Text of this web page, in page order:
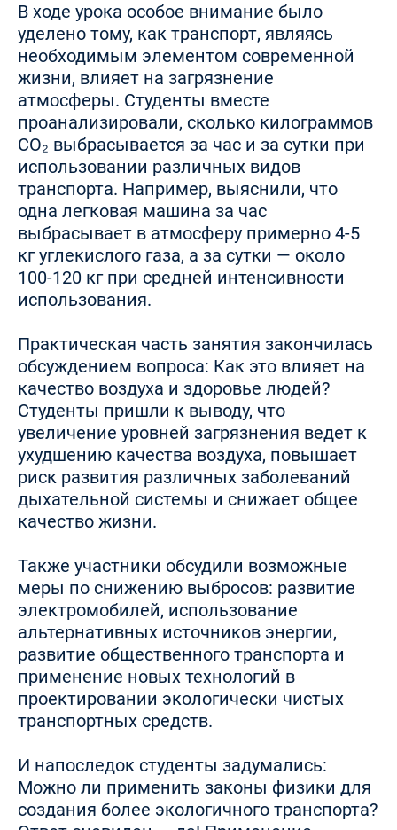
В ходе урока особое внимание было
уделено тому, как транспорт, являясь
необходимым элементом современной
жизни, влияет на загрязнение
атмосферы. Студенты вместе
проанализировали, сколько килограммов
CO₂ выбрасывается за час и за сутки при
использовании различных видов
транспорта. Например, выяснили, что
одна легковая машина за час
выбрасывает в атмосферу примерно 4-5
кг углекислого газа, а за сутки — около
100-120 кг при средней интенсивности
использования.
Практическая часть занятия закончилась
обсуждением вопроса: Как это влияет на
качество воздуха и здоровье людей?
Студенты пришли к выводу, что
увеличение уровней загрязнения ведет к
ухудшению качества воздуха, повышает
риск развития различных заболеваний
дыхательной системы и снижает общее
качество жизни.
Также участники обсудили возможные
меры по снижению выбросов: развитие
электромобилей, использование
альтернативных источников энергии,
развитие общественного транспорта и
применение новых технологий в
проектировании экологически чистых
транспортных средств.
И напоследок студенты задумались:
Можно ли применить законы физики для
создания более экологичного транспорта?